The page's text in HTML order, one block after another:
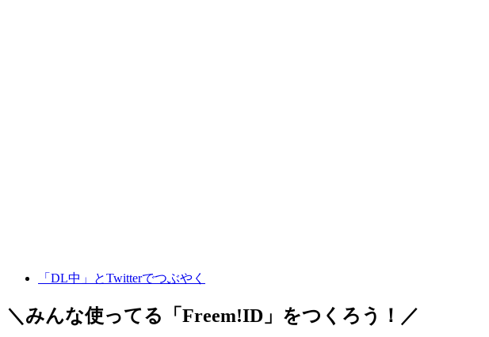
「DL中」とTwitterでつぶやく
＼みんな使ってる「 Freem!ID 」をつくろう！／